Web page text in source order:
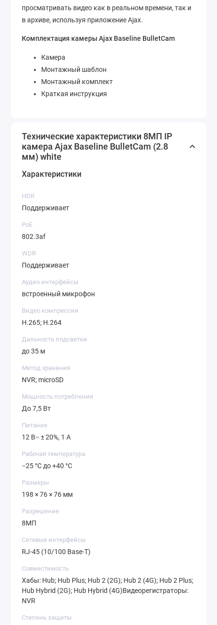
просматривать видео как в реальном времени, так и
в архиве, используя приложение Ajax.
Комплектация камеры Ajax Baseline BulletCam
Камера
Монтажный шаблон
Монтажный комплект
Краткая инструкция
Технические характеристики 8МП IP
камера Ajax Baseline BulletCam (2.8
мм) white
Характеристики
HDR
Поддерживает
PoE
802.3af
WDR
Поддерживает
Аудио интерфейсы
встроенный микрофон
Видео компрессия
H.265; H.264
Дальность подсветки
до 35 м
Метод хранения
NVR; microSD
Мощность потребления
До 7,5 Вт
Питание
12 В⎓ ± 20%, 1 А
Рабочая температура
−25 °C до +40 °C
Размеры
198 × 76 × 76 мм
Разрешение
8МП
Сетевые интерфейсы
RJ-45 (10/100 Base-T)
Совместимость
Хабы: Hub; Hub Plus; Hub 2 (2G); Hub 2 (4G); Hub 2 Plus;
Hub Hybrid (2G); Hub Hybrid (4G)Видеорегистраторы:
NVR
Степень защиты